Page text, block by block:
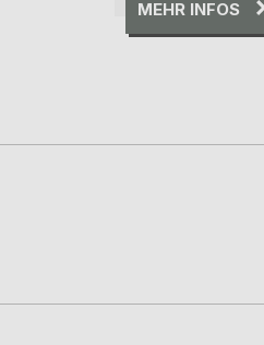
MEHR INFOS